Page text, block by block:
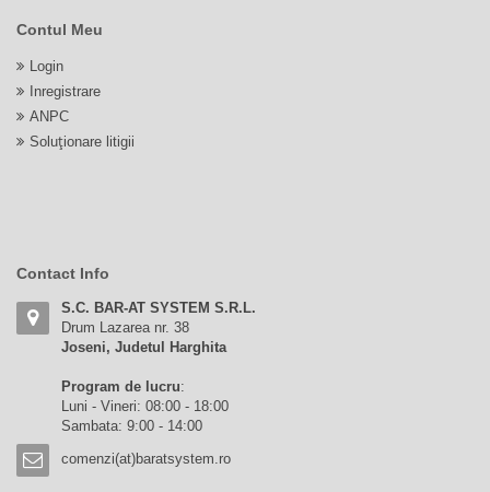
Contul Meu
Login
Inregistrare
ANPC
Soluționare litigii
Contact Info
S.C. BAR-AT SYSTEM S.R.L.
Drum Lazarea nr. 38
Joseni, Judetul Harghita
Program de lucru:
Luni - Vineri: 08:00 - 18:00
Sambata: 9:00 - 14:00
comenzi(at)baratsystem.ro